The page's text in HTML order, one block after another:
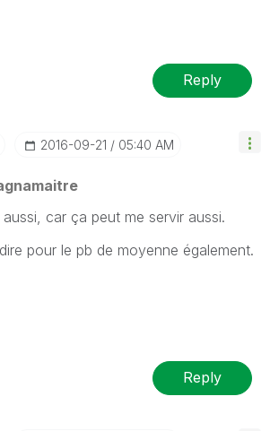
Reply
‎2016-09-21 05:40 AM
car ça peut me servir aussi.
pour le pb de moyenne également.
Reply